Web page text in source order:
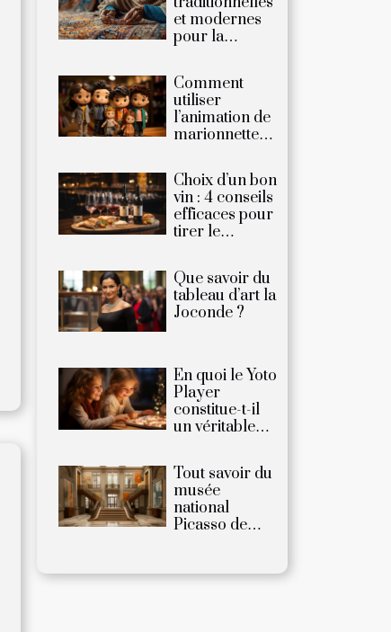
et modernes
pour la
de tapis
Comment
utiliser
l’animation de
marionnettes
enfant ?
Choix d’un bon
vin : 4 conseils
efficaces pour
tirer le
cave à vin
Que savoir du
tableau d’art la
Joconde ?
En quoi le Yoto
Player
constitue-t-il
un véritable
enfants ?
Tout savoir du
musée
national
Picasso de